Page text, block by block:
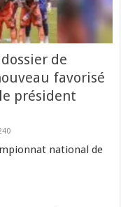
de
favorisé
président
national de